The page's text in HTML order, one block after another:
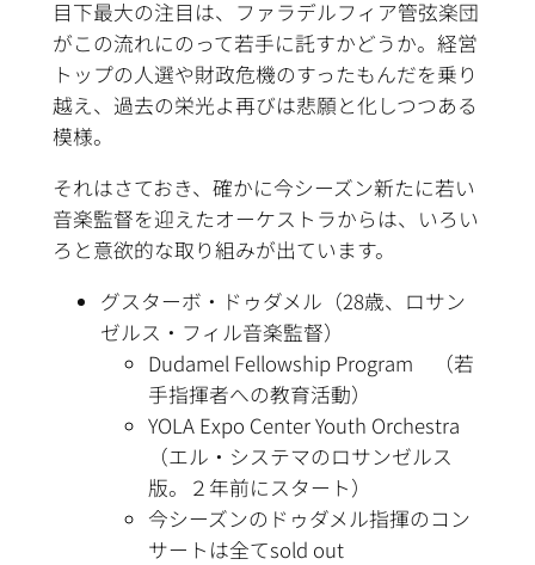
目下最大の注目は、ファラデルフィア管弦楽団
がこの流れにのって若手に託すかどうか。経営
トップの人選や財政危機のすったもんだを乗り
越え、過去の栄光よ再びは悲願と化しつつある
模様。
それはさておき、確かに今シーズン新たに若い
音楽監督を迎えたオーケストラからは、いろい
ろと意欲的な取り組みが出ています。
グスターボ・ドゥダメル（28歳、ロサン
ゼルス・フィル音楽監督）
Dudamel Fellowship Program （若
手指揮者への教育活動）
YOLA Expo Center Youth Orchestra
（エル・システマのロサンゼルス
版。２年前にスタート）
今シーズンのドゥダメル指揮のコン
サートは全てsold out